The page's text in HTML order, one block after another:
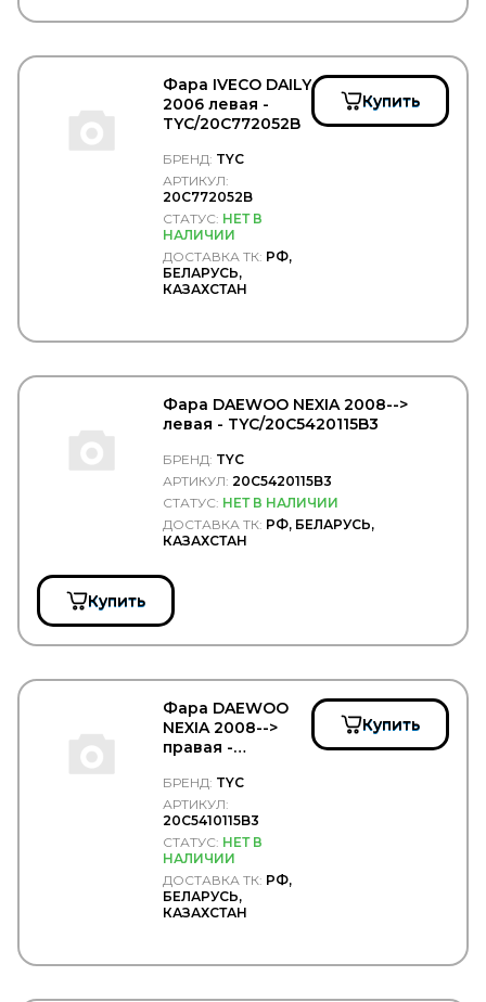
Фара IVECO DAILY
2006 левая -
TYC/20C772052B
БРЕНД: TYC
АРТИКУЛ:
20C772052B
СТАТУС: НЕТ В
НАЛИЧИИ
ДОСТАВКА ТК: РФ,
БЕЛАРУСЬ,
КАЗАХСТАН
Купить
Фара DAEWOO NEXIA 2008-->
левая - TYC/20C5420115B3
БРЕНД: TYC
АРТИКУЛ: 20C5420115B3
СТАТУС: НЕТ В НАЛИЧИИ
ДОСТАВКА ТК: РФ, БЕЛАРУСЬ,
КАЗАХСТАН
Купить
Фара DAEWOO
NEXIA 2008-->
правая -
БРЕНД: TYC
АРТИКУЛ:
20C5410115B3
СТАТУС: НЕТ В
НАЛИЧИИ
ДОСТАВКА ТК: РФ,
БЕЛАРУСЬ,
КАЗАХСТАН
Купить